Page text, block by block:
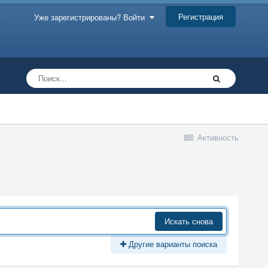
Уже зарегистрированы? Войти Регистрация
Активность
Искать снова
Другие варианты поиска